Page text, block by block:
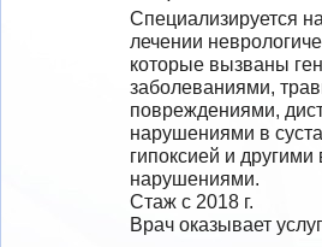
Специализируется
лечении
которые вызваны
заболеваниями,
повреждениями,
нарушениями в
гипоксией и
нарушениями.
Стаж с 2018 г.
Врач оказывает